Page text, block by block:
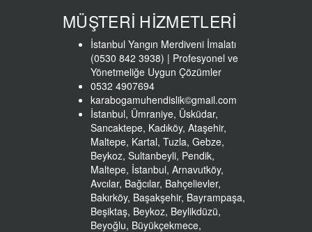
MÜŞTERİ HİZMETLERİ
İstanbul Yangın Merdiveni İmalatı
(0530 842 3938) | Profesyonel ve
Yönetmeliğe Uygun Çözümler
0532 4907694
karabogamuhendislik©gmail.com
İstanbul, Ümraniye, Üsküdar,
Sancaktepe, Kadıköy, Ataşehir,
Maltepe, Kartal, Tuzla, Gebze,
Beykoz, Sultanbeyli, Pendik,
Maltepe, İstanbul, Arnavutköy,
Avcılar, Bağcılar, Bahçelievler,
Bakırköy, Başakşehir, Bayrampaşa,
Beşiktaş, Beykoz, Beylikdüzü,
Beyoğlu, Büyükçekmece,